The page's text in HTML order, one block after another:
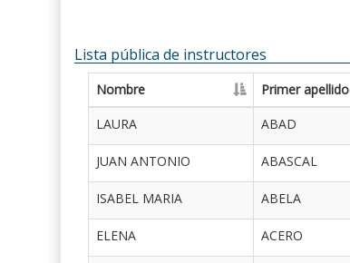
Lista pública de instructores
Nombre Primer apellido
LAURA
ABAD
JUAN ANTONIO ABASCAL
ISABEL MARIA ABELA
ELENA ACERO